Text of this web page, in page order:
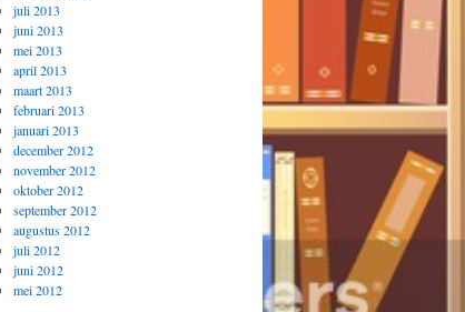
juli 2013
juni 2013
mei 2013
april 2013
maart 2013
februari 2013
januari 2013
december 2012
november 2012
oktober 2012
september 2012
augustus 2012
juli 2012
juni 2012
mei 2012